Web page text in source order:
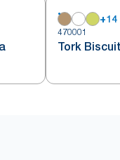
+14
470001
Tork